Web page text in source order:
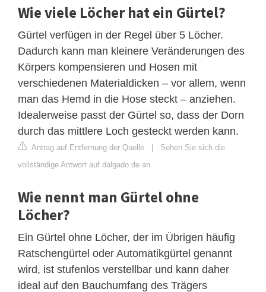
Wie viele Löcher hat ein Gürtel?
Gürtel verfügen in der Regel über 5 Löcher.
Dadurch kann man kleinere Veränderungen des
Körpers kompensieren und Hosen mit
verschiedenen Materialdicken – vor allem, wenn
man das Hemd in die Hose steckt – anziehen.
Idealerweise passt der Gürtel so, dass der Dorn
durch das mittlere Loch gesteckt werden kann.
Antrag auf Entfernung der Quelle | Sehen Sie sich die
vollständige Antwort auf dalgado.de an
Wie nennt man Gürtel ohne
Löcher?
Ein Gürtel ohne Löcher, der im Übrigen häufig
Ratschengürtel oder Automatikgürtel genannt
wird, ist stufenlos verstellbar und kann daher
ideal auf den Bauchumfang des Trägers